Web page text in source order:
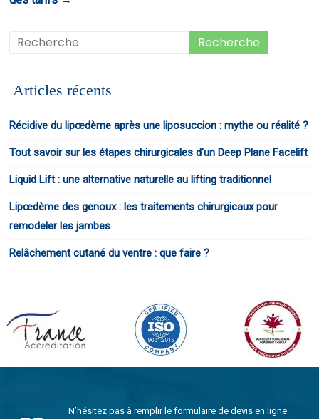
Articles récents
Récidive du lipœdème après une liposuccion : mythe ou réalité ?
Tout savoir sur les étapes chirurgicales d’un Deep Plane Facelift
Liquid Lift : une alternative naturelle au lifting traditionnel
Lipœdème des genoux : les traitements chirurgicaux pour
remodeler les jambes
Relâchement cutané du ventre : que faire ?
N’hésitez pas à remplir le formulaire de devis en ligne